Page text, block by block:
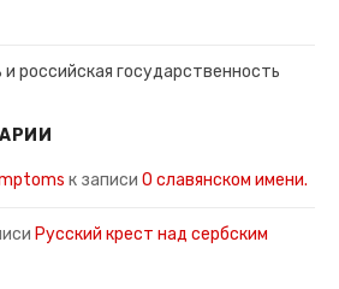
российская государственность
к записи О славянском имени.
Русский крест над сербским